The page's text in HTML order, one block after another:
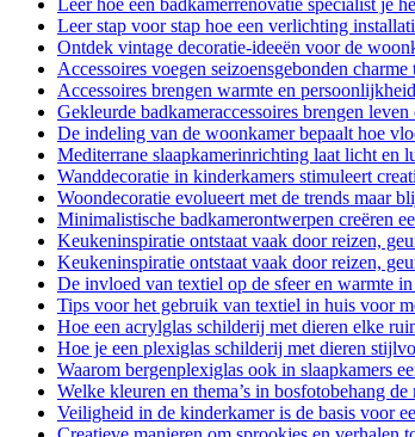
Leer stap voor stap hoe een verlichting
Ontdek vintage decoratie-ideeën voor de
Accessoires voegen seizoensgebonden
Accessoires brengen warmte en
Gekleurde badkameraccessoires brengen
De indeling van de woonkamer bepaalt hoe
Mediterrane slaapkamerinrichting laat licht en
Wanddecoratie in kinderkamers stimuleert
Woondecoratie evolueert met de trends maar
Minimalistische badkamerontwerpen creëren
Keukeninspiratie ontstaat vaak door reizen,
Keukeninspiratie ontstaat vaak door reizen,
De invloed van textiel op de sfeer en warmte
Tips voor het gebruik van textiel in huis voor
Hoe een acrylglas schilderij met dieren elke
Hoe je een plexiglas schilderij met dieren
Waarom bergenplexiglas ook in slaapkamers
Welke kleuren en thema’s in bosfotobehang de
Veiligheid in de kinderkamer is de basis voor